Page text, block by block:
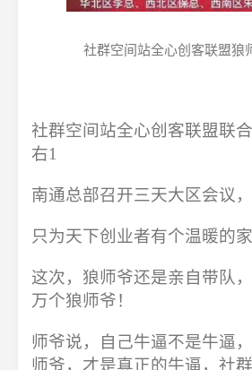
社群空间站全心创客联盟狼
社群空间站全心创客联盟联
右1
南通总部召开三天大区会议
只为天下创业者有个温暖的
这次，狼师爷还是亲自带队
万个狼师爷！
师爷说，自己牛逼不是牛逼
师爷，才是真正的牛逼，社